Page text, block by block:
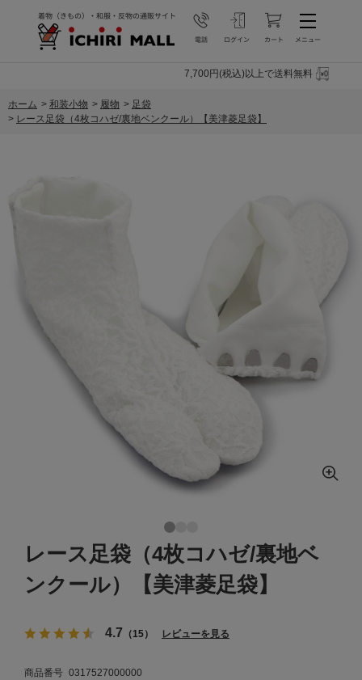
7,700円(税込)以上で送料無料
ホーム > 和装小物 > 履物 > 足袋
> レース足袋（4枚コハゼ/裏地ベンクール）【美津菱足袋】
レース足袋（4枚コハゼ/裏地ベ
ンクール）【美津菱足袋】
4.7 （15） レビューを見る
商品番号 0317527000000